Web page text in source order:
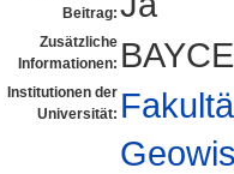
Beitrag:
Zusätzliche
Informationen:
Institutionen der
Universität: